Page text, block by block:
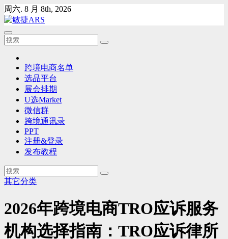
Skip
to
content
周六. 8 月 8th, 2026
跨境电商名单
选品平台
展会排期
U选Market
微信群
跨境通讯录
PPT
注册&登录
发布教程
其它分类
2026年跨境电商TRO应诉服务
机构选择指南：TRO应诉律所